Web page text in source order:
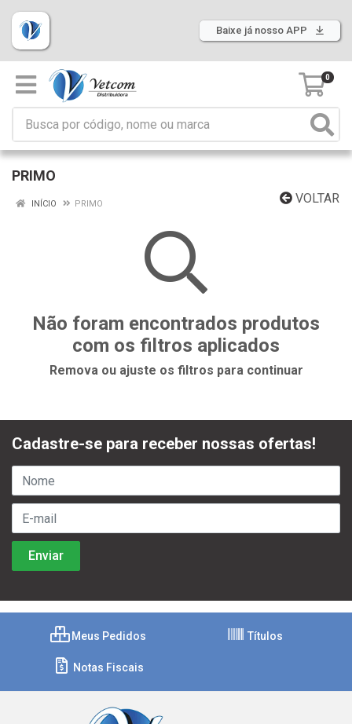
Baixe já nosso APP
0
PRIMO
VOLTAR
INÍCIO PRIMO
Não foram encontrados produtos
com os filtros aplicados
Remova ou ajuste os filtros para continuar
Cadastre-se para receber nossas ofertas!
Meus Pedidos Títulos
Notas Fiscais